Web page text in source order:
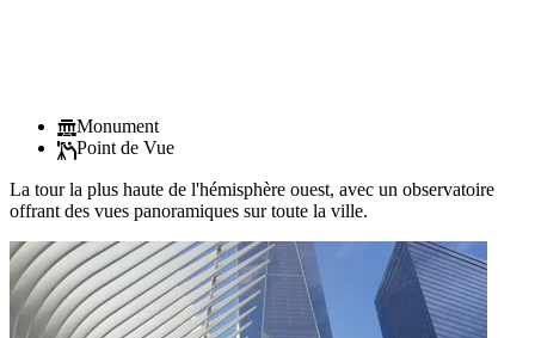
Monument
Point de Vue
La tour la plus haute de l'hémisphère ouest, avec un observatoire
offrant des vues panoramiques sur toute la ville.